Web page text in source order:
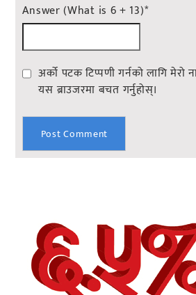
Answer (What is 6 + 13)*
अर्को पटक टिप्पणी गर्नको लागि
यस ब्राउजरमा बचत गर्नुहोस्।